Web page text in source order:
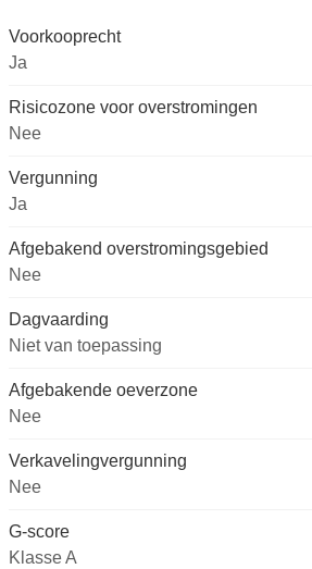
Voorkooprecht
Ja
Risicozone voor overstromingen
Nee
Vergunning
Ja
Afgebakend overstromingsgebied
Nee
Dagvaarding
Niet van toepassing
Afgebakende oeverzone
Nee
Verkavelingvergunning
Nee
G-score
Klasse A